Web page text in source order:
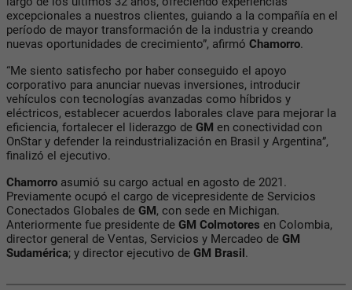
excepcionales a nuestros clientes, guiando a la compañía en el
período de mayor transformación de la industria y creando
nuevas oportunidades de crecimiento”, afirmó Chamorro.
“Me siento satisfecho por haber conseguido el apoyo
corporativo para anunciar nuevas inversiones, introducir
vehículos con tecnologías avanzadas como híbridos y
eléctricos, establecer acuerdos laborales clave para mejorar la
eficiencia, fortalecer el liderazgo de GM en conectividad con
OnStar y defender la reindustrialización en Brasil y Argentina”,
finalizó el ejecutivo.
Chamorro asumió su cargo actual en agosto de 2021.
Previamente ocupó el cargo de vicepresidente de Servicios
Conectados Globales de GM, con sede en Michigan.
Anteriormente fue presidente de GM Colmotores en Colombia,
director general de Ventas, Servicios y Mercadeo de GM
Sudamérica; y director ejecutivo de GM Brasil.